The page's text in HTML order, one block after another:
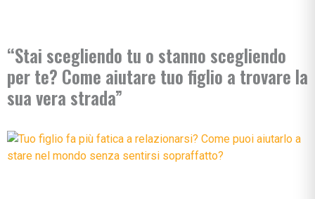
“Stai scegliendo tu o stanno scegliendo
per te? Come aiutare tuo figlio a trovare la
sua vera strada”